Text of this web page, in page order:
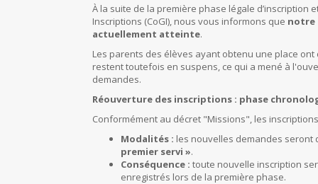
À la suite de la première phase légale d’inscription
Inscriptions (CoGI), nous vous informons que notre
actuellement atteinte.
Les parents des élèves ayant obtenu une place
restent toutefois en suspens, ce qui a mené à
demandes.
Réouverture des inscriptions : phase
Conformément au décret "Missions", les
Modalités : les nouvelles demandes
premier servi ».
Conséquence : toute nouvelle inscription
enregistrés lors de la première phase.